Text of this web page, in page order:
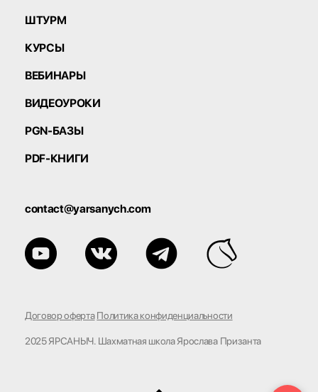
ШТУРМ
КУРСЫ
ВЕБИНАРЫ
ВИДЕОУРОКИ
PGN-БАЗЫ
PDF-КНИГИ
contact@yarsanych.com
Договор оферта Политика конфиденциальности
2025 ЯРСАНЫЧ. Шахматная школа Ярослава Призанта